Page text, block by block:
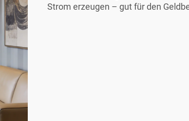
Strom erzeugen – gut für den